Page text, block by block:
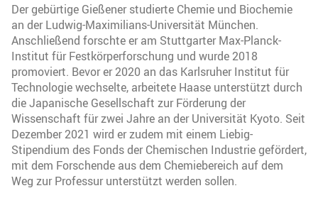
Der gebürtige Gießener studierte Chemie und Biochemie
an der Ludwig-Maximilians-Universität München.
Anschließend forschte er am Stuttgarter Max-Planck-
Institut für Festkörperforschung und wurde 2018
promoviert. Bevor er 2020 an das Karlsruher Institut für
Technologie wechselte, arbeitete Haase unterstützt durch
die Japanische Gesellschaft zur Förderung der
Wissenschaft für zwei Jahre an der Universität Kyoto. Seit
Dezember 2021 wird er zudem mit einem Liebig-
Stipendium des Fonds der Chemischen Industrie gefördert,
mit dem Forschende aus dem Chemiebereich auf dem
Weg zur Professur unterstützt werden sollen.